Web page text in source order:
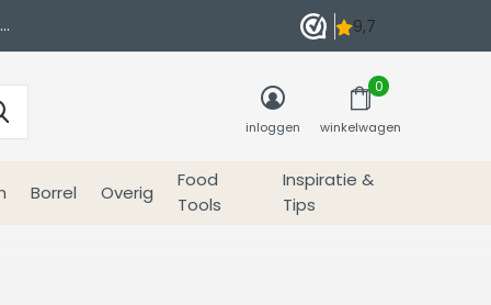
Borrel Overig
Food
Tools
Inspiratie &
Tips
inloggen winkelwagen
0